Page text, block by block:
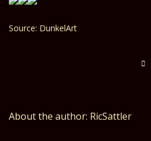
Source: DunkelArt
About the author: RicSattler